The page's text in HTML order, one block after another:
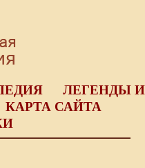
ЛЕГЕНДЫ И
КАРТА САЙТА